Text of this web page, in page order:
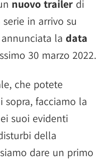
nuovo trailer di
in arrivo su
la data
30 marzo 2022.
che potete
sopra, facciamo la
suoi evidenti
della
dare un primo